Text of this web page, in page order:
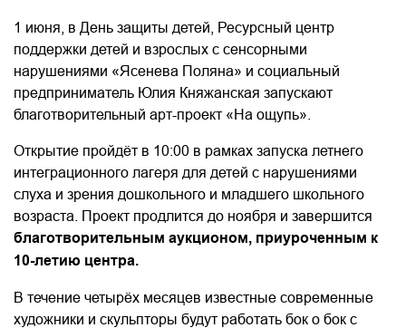
1 июня, в День защиты детей, Ресурсный центр
поддержки детей и взрослых с сенсорными
нарушениями «Ясенева Поляна» и социальный
предприниматель Юлия Княжанская запускают
благотворительный арт-проект «На ощупь».
Открытие пройдёт в 10:00 в рамках запуска летнего
интеграционного лагеря для детей с нарушениями
слуха и зрения дошкольного и младшего школьного
возраста. Проект продлится до ноября и завершится
благотворительным аукционом, приуроченным к
10-летию центра.
В течение четырёх месяцев известные современные
художники и скульпторы будут работать бок о бок с